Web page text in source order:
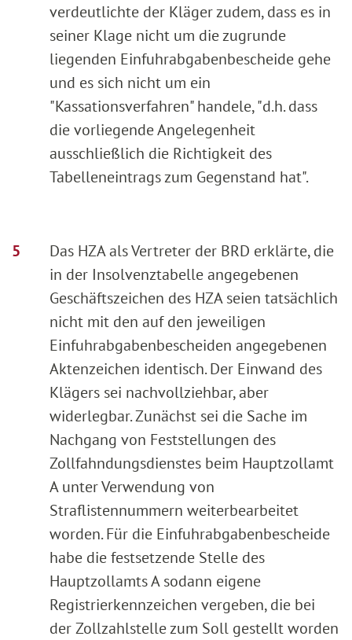
verdeutlichte der Kläger zudem, dass es in
seiner Klage nicht um die zugrunde
liegenden Einfuhrabgabenbescheide gehe
und es sich nicht um ein
"Kassationsverfahren" handele, "d.h. dass
die vorliegende Angelegenheit
ausschließlich die Richtigkeit des
Tabelleneintrags zum Gegenstand hat".
Das HZA als Vertreter der BRD erklärte, die
in der Insolvenztabelle angegebenen
Geschäftszeichen des HZA seien tatsächlich
nicht mit den auf den jeweiligen
Einfuhrabgabenbescheiden angegebenen
Aktenzeichen identisch. Der Einwand des
Klägers sei nachvollziehbar, aber
widerlegbar. Zunächst sei die Sache im
Nachgang von Feststellungen des
Zollfahndungsdienstes beim Hauptzollamt
A unter Verwendung von
Straflistennummern weiterbearbeitet
worden. Für die Einfuhrabgabenbescheide
habe die festsetzende Stelle des
Hauptzollamts A sodann eigene
Registrierkennzeichen vergeben, die bei
der Zollzahlstelle zum Soll gestellt worden